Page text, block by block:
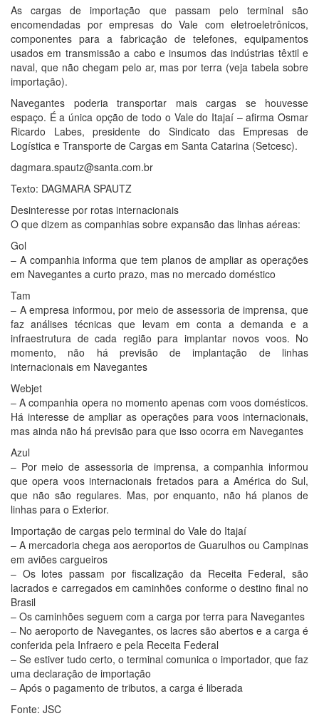
As cargas de importação que passam pelo terminal são
encomendadas por empresas do Vale com eletroeletrônicos,
componentes para a fabricação de telefones, equipamentos
usados em transmissão a cabo e insumos das indústrias têxtil e
naval, que não chegam pelo ar, mas por terra (veja tabela sobre
importação).
Navegantes poderia transportar mais cargas se houvesse
espaço. É a única opção de todo o Vale do Itajaí – afirma Osmar
Ricardo Labes, presidente do Sindicato das Empresas de
Logística e Transporte de Cargas em Santa Catarina (Setcesc).
dagmara.spautz@santa.com.br
Texto: DAGMARA SPAUTZ
Desinteresse por rotas internacionais
O que dizem as companhias sobre expansão das linhas aéreas:
Gol
– A companhia informa que tem planos de ampliar as operações
em Navegantes a curto prazo, mas no mercado doméstico
Tam
– A empresa informou, por meio de assessoria de imprensa, que
faz análises técnicas que levam em conta a demanda e a
infraestrutura de cada região para implantar novos voos. No
momento, não há previsão de implantação de linhas
internacionais em Navegantes
Webjet
– A companhia opera no momento apenas com voos domésticos.
Há interesse de ampliar as operações para voos internacionais,
mas ainda não há previsão para que isso ocorra em Navegantes
Azul
– Por meio de assessoria de imprensa, a companhia informou
que opera voos internacionais fretados para a América do Sul,
que não são regulares. Mas, por enquanto, não há planos de
linhas para o Exterior.
Importação de cargas pelo terminal do Vale do Itajaí
– A mercadoria chega aos aeroportos de Guarulhos ou Campinas
em aviões cargueiros
– Os lotes passam por fiscalização da Receita Federal, são
lacrados e carregados em caminhões conforme o destino final no
Brasil
– Os caminhões seguem com a carga por terra para Navegantes
– No aeroporto de Navegantes, os lacres são abertos e a carga é
conferida pela Infraero e pela Receita Federal
– Se estiver tudo certo, o terminal comunica o importador, que faz
uma declaração de importação
– Após o pagamento de tributos, a carga é liberada
Fonte: JSC